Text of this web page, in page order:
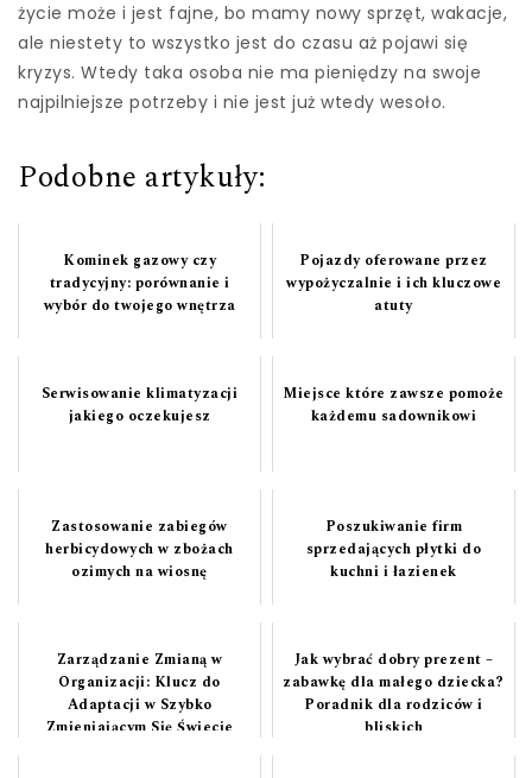
życie może i jest fajne, bo mamy nowy sprzęt, wakacje,
ale niestety to wszystko jest do czasu aż pojawi się
kryzys. Wtedy taka osoba nie ma pieniędzy na swoje
najpilniejsze potrzeby i nie jest już wtedy wesoło.
Podobne artykuły:
Kominek gazowy czy
tradycyjny: porównanie i
wybór do twojego wnętrza
Pojazdy oferowane przez
wypożyczalnie i ich kluczowe
atuty
Serwisowanie klimatyzacji
jakiego oczekujesz
Miejsce które zawsze pomoże
każdemu sadownikowi
Zastosowanie zabiegów
herbicydowych w zbożach
ozimych na wiosnę
Poszukiwanie firm
sprzedających płytki do
kuchni i łazienek
Zarządzanie Zmianą w
Organizacji: Klucz do
Adaptacji w Szybko
Zmieniającym Się Świecie
Jak wybrać dobry prezent –
zabawkę dla małego dziecka?
Poradnik dla rodziców i
bliskich